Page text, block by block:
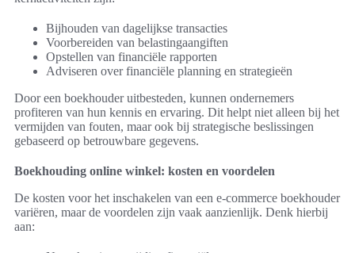
Bijhouden van dagelijkse transacties
Voorbereiden van belastingaangiften
Opstellen van financiële rapporten
Adviseren over financiële planning en strategieën
Door een boekhouder uitbesteden, kunnen ondernemers
profiteren van hun kennis en ervaring. Dit helpt niet alleen bij het
vermijden van fouten, maar ook bij strategische beslissingen
gebaseerd op betrouwbare gegevens.
Boekhouding online winkel: kosten en voordelen
De kosten voor het inschakelen van een e-commerce boekhouder
variëren, maar de voordelen zijn vaak aanzienlijk. Denk hierbij
aan: